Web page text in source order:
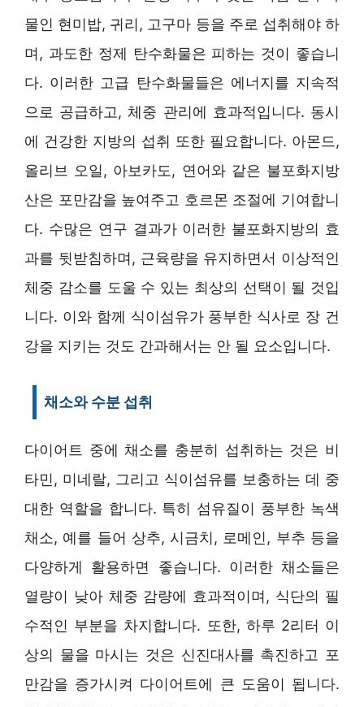
물인 현미밥, 귀리, 고구마 등을 주로 섭취해야 하
며, 과도한 정제 탄수화물은 피하는 것이 좋습니
다. 이러한 고급 탄수화물들은 에너지를 지속적
으로 공급하고, 체중 관리에 효과적입니다. 동시
에 건강한 지방의 섭취 또한 필요합니다. 아몬드,
올리브 오일, 아보카도, 연어와 같은 불포화지방
산은 포만감을 높여주고 호르몬 조절에 기여합니
다. 수많은 연구 결과가 이러한 불포화지방의 효
과를 뒷받침하며, 근육량을 유지하면서 이상적인
체중 감소를 도울 수 있는 최상의 선택이 될 것입
니다. 이와 함께 식이섬유가 풍부한 식사로 장 건
강을 지키는 것도 간과해서는 안 될 요소입니다.
채소와 수분 섭취
다이어트 중에 채소를 충분히 섭취하는 것은 비
타민, 미네랄, 그리고 식이섬유를 보충하는 데 중
대한 역할을 합니다. 특히 섬유질이 풍부한 녹색
채소, 예를 들어 상추, 시금치, 로메인, 부추 등을
다양하게 활용하면 좋습니다. 이러한 채소들은
열량이 낮아 체중 감량에 효과적이며, 식단의 필
수적인 부분을 차지합니다. 또한, 하루 2리터 이
상의 물을 마시는 것은 신진대사를 촉진하고 포
만감을 증가시켜 다이어트에 큰 도움이 됩니다.